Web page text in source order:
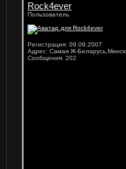
Rock4ever
Пользователь
Регистрация: 09.09.2007
Адрес: Самая Ж-Беларусь,Минск
Сообщения: 202